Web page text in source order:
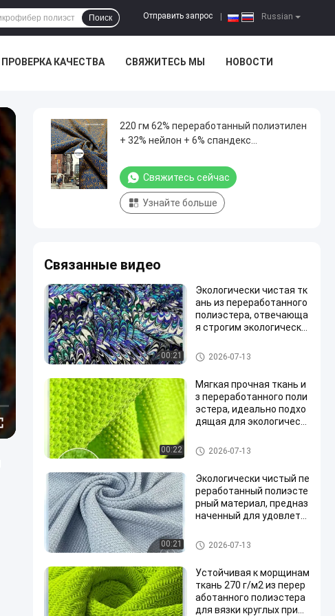
Russian
Отправить запрос
Поиск
ПРОВЕРКА КАЧЕСТВА СВЯЖИТЕСЬ МЫ НОВОСТИ
220 гм 62% переработанный полиэтилен
+ 32% нейлон + 6% спандекс
для круглого вязания
Свяжитесь сейчас
Узнайте больше
Связанные видео
00:21
Экологически чистая тк
ань из переработанного
полиэстера, отвечающа
я строгим экологически
ам по всему миру.
Восстановленный полиэфир
ной ткани
2026-07-13
00:22
Мягкая прочная ткань и
з переработанного поли
эстера, идеально подхо
дящая для экологическ
ды, ориентированных на
снижение воздействия
Восстановленный полиэфир
ной ткани
2026-07-13
00:21
Экологически чистый пе
реработанный полиэсте
рный материал, предназ
наченный для удовлетв
са на устойчивые и отве
тственные текстильные
Восстановленный полиэфир
ной ткани
2026-07-13
Устойчивая к морщинам
ткань 270 г/м2 из перер
аботанного полиэстера
для вязки круглых прим